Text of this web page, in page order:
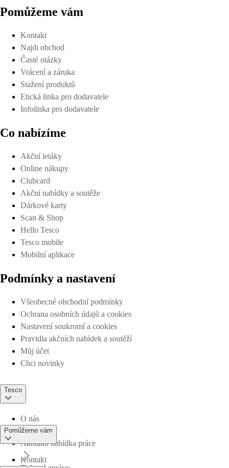
Pomůžeme vám
Kontakt
Najdi obchod
Časté otázky
Vrácení a záruka
Stažení produktů
Etická linka pro dodavatele
Infolinka pro dodavatele
Co nabízíme
Akční letáky
Online nákupy
Clubcard
Akční nabídky a soutěže
Dárkové karty
Scan & Shop
Hello Tesco
Tesco mobile
Mobilní aplikace
Podmínky a nastavení
Všeobecné obchodní podmínky
Ochrana osobních údajů a cookies
Nastavení soukromí a cookies
Pravidla akčních nabídek a soutěží
Můj účet
Chci novinky
Tesco
O nás
Aktuální nabídka práce
Pomůžeme vám
Kontakt